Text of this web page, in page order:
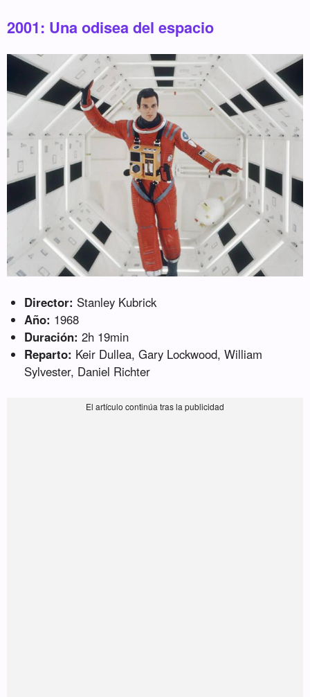
2001: Una odisea del espacio
Director: Stanley Kubrick
Año: 1968
Duración: 2h 19min
Reparto: Keir Dullea, Gary Lockwood, William
Sylvester, Daniel Richter